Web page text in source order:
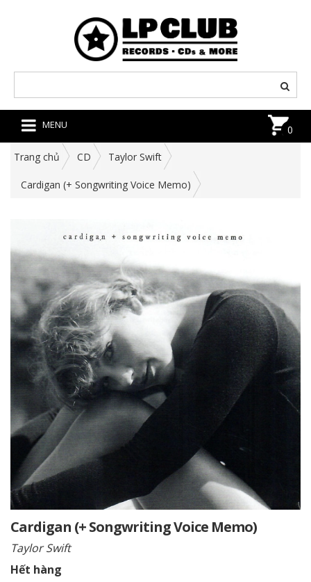
MENU 0
Trang chủ CD Taylor Swift
Cardigan (+ Songwriting Voice Memo)
Cardigan (+ Songwriting Voice Memo)
Taylor Swift
Hết hàng